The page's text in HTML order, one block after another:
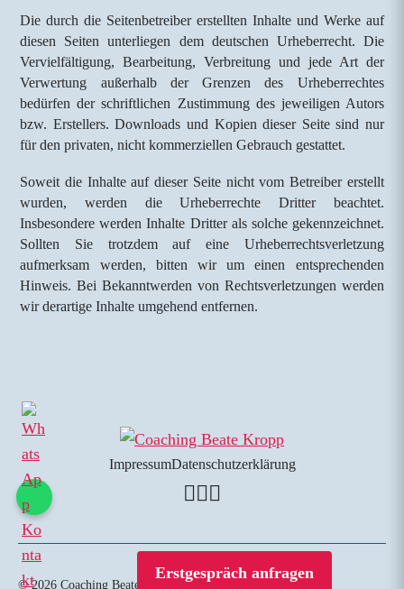
Die durch die Seitenbetreiber erstellten Inhalte und Werke auf
diesen Seiten unterliegen dem deutschen Urheberrecht. Die
Vervielfältigung, Bearbeitung, Verbreitung und jede Art der
Verwertung außerhalb der Grenzen des Urheberrechtes
bedürfen der schriftlichen Zustimmung des jeweiligen Autors
bzw. Erstellers. Downloads und Kopien dieser Seite sind nur
für den privaten, nicht kommerziellen Gebrauch gestattet.
Soweit die Inhalte auf dieser Seite nicht vom Betreiber erstellt
wurden, werden die Urheberrechte Dritter beachtet.
Insbesondere werden Inhalte Dritter als solche gekennzeichnet.
Sollten Sie trotzdem auf eine Urheberrechtsverletzung
aufmerksam werden, bitten wir um einen entsprechenden
Hinweis. Bei Bekanntwerden von Rechtsverletzungen werden
wir derartige Inhalte umgehend entfernen.
ImpressumDatenschutzerklärung
© 2026 Coaching Beate Kropp. Alle Rechte vorbehalten.
Erstgespräch anfragen